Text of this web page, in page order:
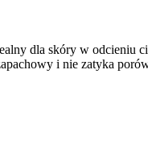
dla skóry w odcieniu
i nie zatyka